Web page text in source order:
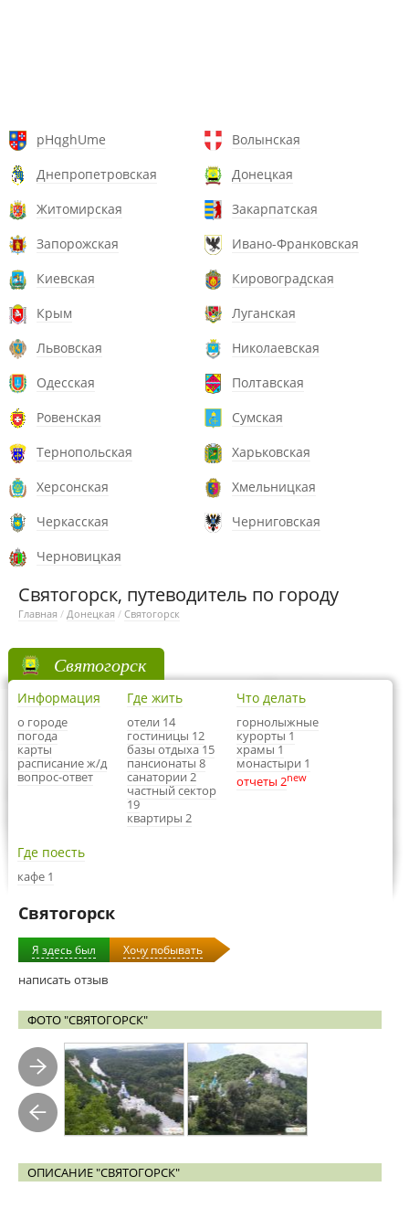
pHqghUme
Волынская
Днепропетровская
Донецкая
Житомирская
Закарпатская
Запорожская
Ивано-Франковская
Киевская
Кировоградская
Крым
Луганская
Львовская
Николаевская
Одесская
Полтавская
Ровенская
Сумская
Тернопольская
Харьковская
Херсонская
Хмельницкая
Черкасская
Черниговская
Черновицкая
Святогорск, путеводитель по городу
Главная / Донецкая / Святогорск
Святогорск
Информация
о городе
погода
карты
расписание ж/д
вопрос-ответ
Где жить
отели 14
гостиницы 12
базы отдыха 15
пансионаты 8
санатории 2
частный сектор
19
квартиры 2
Что делать
горнолыжные
курорты 1
храмы 1
монастыри 1
отчеты 2new
Где поесть
кафе 1
Святогорск
Я здесь был Хочу побывать
написать отзыв
ФОТО "СВЯТОГОРСК"
ОПИСАНИЕ "СВЯТОГОРСК"